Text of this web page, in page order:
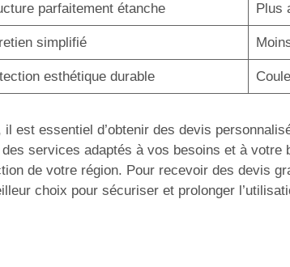
parfaitement étanche Plus
simplifié
esthétique durable
est essentiel d’obtenir des devis
services adaptés à vos besoins et à
de votre région. Pour recevoir des devis
choix pour sécuriser et prolonger